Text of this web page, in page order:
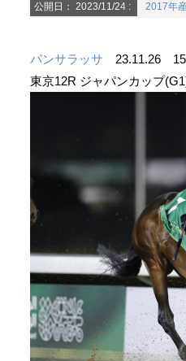
公開日： 2023/11/24 : 2017年
パンサラッサ 23.11.26
東京12R ジャパンカップ